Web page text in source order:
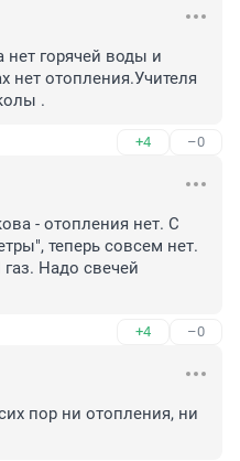
нет горячей воды и
нет отопления.Учителя
.
+4 –0
- отопления нет. С
теперь совсем нет.
Надо свечей
+4 –0
пор ни отопления, ни